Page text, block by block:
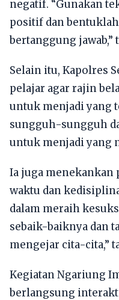
negatif. “Gunakan
positif dan
bertanggung jawab,”
Selain itu, Kapolres
pelajar agar rajin
untuk menjadi yang
sungguh-sungguh
untuk menjadi yang
Ia juga
waktu dan
dalam meraih
sebaik-baiknya dan
mengejar cita-cita,”
Kegiatan Ngariung
berlangsung